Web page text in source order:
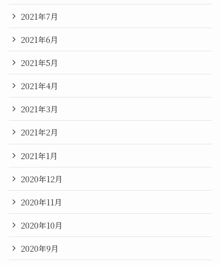
2021年7月
2021年6月
2021年5月
2021年4月
2021年3月
2021年2月
2021年1月
2020年12月
2020年11月
2020年10月
2020年9月